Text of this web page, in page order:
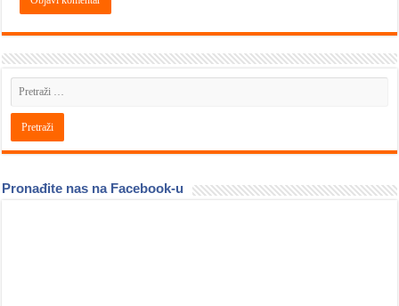
Pronađite nas na Facebook-u